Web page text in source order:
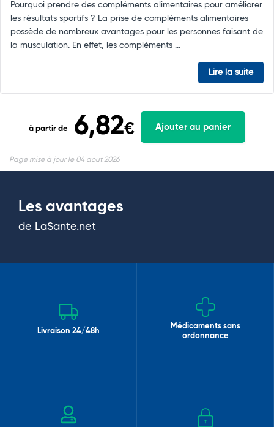
Pourquoi prendre des compléments alimentaires pour améliorer
les résultats sportifs ? La prise de compléments alimentaires
possède de nombreux avantages pour les personnes faisant de
la musculation. En effet, les compléments ...
Lire la suite
à partir de 6,82€ Ajouter au panier
Page mise à jour le 04 aout 2026
Les avantages
de LaSante.net
Livraison 24/48h
Médicaments sans
ordonnance